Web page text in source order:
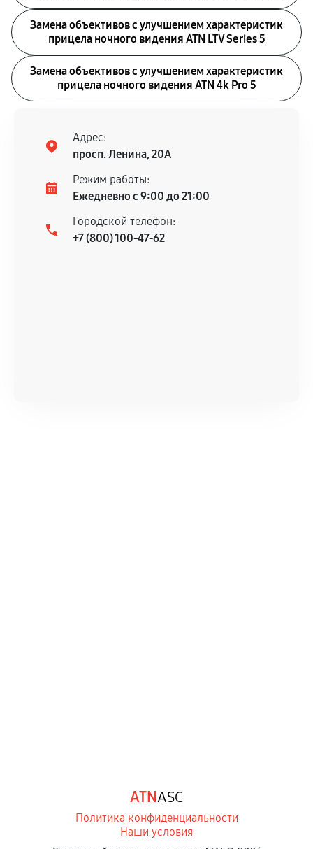
Замена объективов с улучшением характеристик
прицела ночного видения ATN LTV Series 5
Замена объективов с улучшением характеристик
прицела ночного видения ATN 4k Pro 5
Адрес:
просп. Ленина, 20А
Режим работы:
Ежедневно с 9:00 до 21:00
Городской телефон:
+7 (800) 100-47-62
ATNASC
Политика конфиденциальности
Наши условия